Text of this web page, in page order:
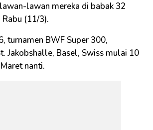
lawan mereka di babak 32
Rabu (11/3).
turnamen BWF Super 300,
Jakobshalle, Basel, Swiss mulai 10
nanti.